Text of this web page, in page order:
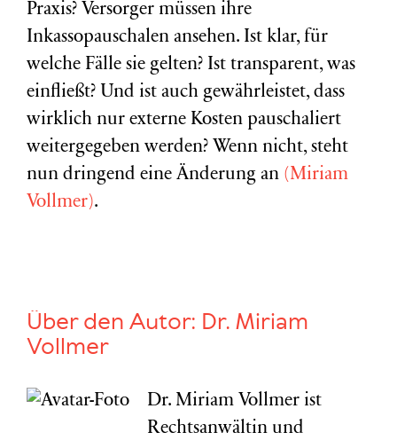
Praxis? Versorger müssen ihre
Inkassopauschalen ansehen. Ist klar, für
welche Fälle sie gelten? Ist transparent, was
einfließt? Und ist auch gewährleistet, dass
wirklich nur externe Kosten pauschaliert
weitergegeben werden? Wenn nicht, steht
nun dringend eine Änderung an (Miriam
Vollmer).
Über den Autor: Dr. Miriam
Vollmer
Dr. Miriam Vollmer ist
Rechtsanwältin und